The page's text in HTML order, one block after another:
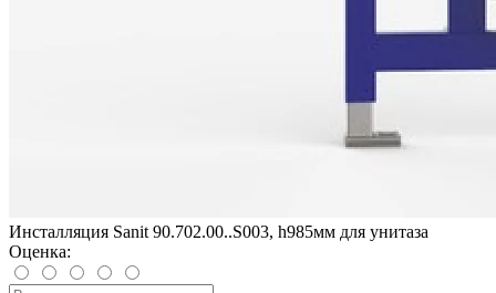
Инсталляция Sanit 90.702.00..S003, h985мм для унитаза
Оценка: